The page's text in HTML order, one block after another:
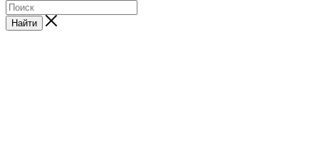
Найти